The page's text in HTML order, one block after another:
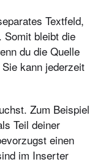
Textfeld,
Somit bleibt die
du die Quelle
kann jederzeit
Zum Beispiel
Teil deiner
einen
im Inserter